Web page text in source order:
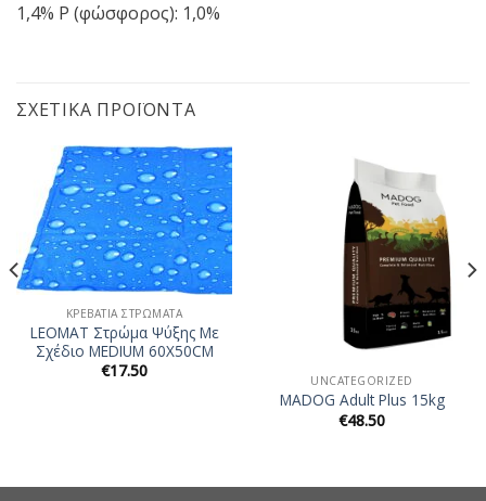
1,4% P (φώσφορος): 1,0%
ΣΧΕΤΙΚΆ ΠΡΟΪΌΝΤΑ
ΚΡΕΒΆΤΙΑ ΣΤΡΏΜΑΤΑ
LEOMAT Στρώμα Ψύξης Με
Σχέδιο MEDIUM 60Χ50CM
€17.50 UNCATEGORIZED
MADOG Adult Plus 15kg
€48.50